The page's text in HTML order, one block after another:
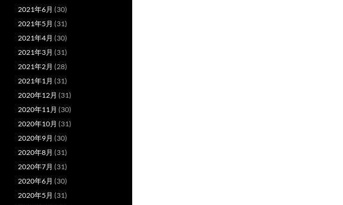
2021年6月 (30)
2021年5月 (31)
2021年4月 (30)
2021年3月 (31)
2021年2月 (28)
2021年1月 (31)
2020年12月 (31)
2020年11月 (30)
2020年10月 (31)
2020年9月 (30)
2020年8月 (31)
2020年7月 (31)
2020年6月 (30)
2020年5月 (31)